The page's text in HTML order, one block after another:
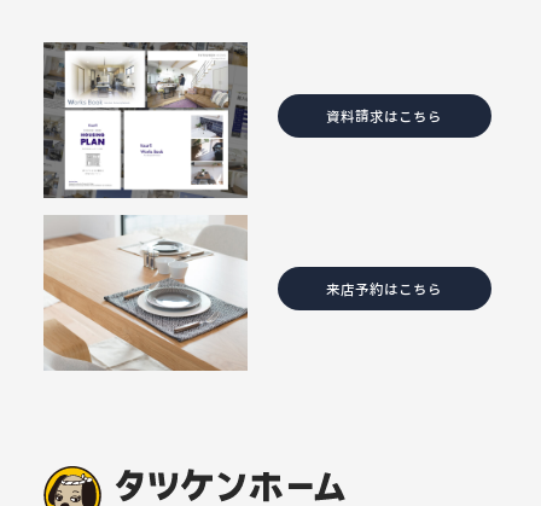
資料請求はこちら
来店予約はこちら